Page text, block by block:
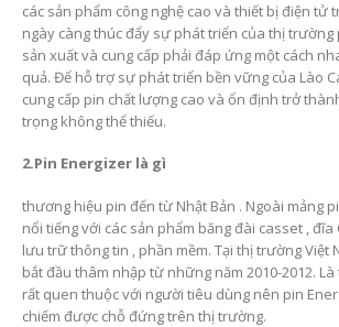
các sản phẩm công nghệ cao và thiết bị điện tử
ngày càng thúc đẩy sự phát triển của thị trường
sản xuất và cung cấp phải đáp ứng một cách
quả. Để hỗ trợ sự phát triển bền vững của Lào
cung cấp pin chất lượng cao và ổn định trở
trọng không thể thiếu.
2.Pin Energizer là gì
thương hiệu pin đến từ Nhật Bản . Ngoài mảng
nổi tiếng với các sản phẩm băng đài casset , đĩa
lưu trữ thông tin , phần mềm. Tại thị trường Việt
bắt đầu thâm nhập từ những năm 2010-2012.
rất quen thuộc với người tiêu dùng nên pin
chiếm được chỗ đứng trên thị trường.